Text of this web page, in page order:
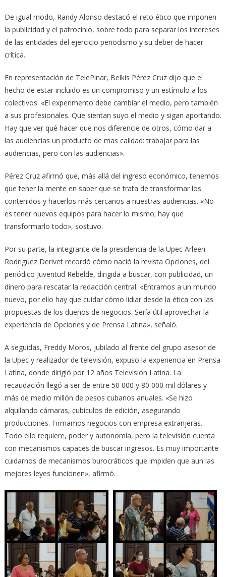
De igual modo, Randy Alonso destacó el reto ético que imponen
la publicidad y el patrocinio, sobre todo para separar los intereses
de las entidades del ejercicio periodismo y su deber de hacer
crítica.
En representación de TelePinar, Belkis Pérez Cruz dijo que el
hecho de estar incluido es un compromiso y un estímulo a los
colectivos. «El experimento debe cambiar el medio, pero también
a sus profesionales. Que sientan suyo el medio y sigan aportando.
Hay que ver qué hacer que nos diferencie de otros, cómo dar a
las audiencias un producto de mas calidad: trabajar para las
audiencias, pero con las audiencias».
Pérez Cruz afirmó que, más allá del ingreso económico, tenemos
que tener la mente en saber que se trata de transformar los
contenidos y hacerlos más cercanos a nuestras audiencias. «No
es tener nuevos equipos para hacer lo mismo; hay que
transformarlo todo», sostuvo.
Por su parte, la integrante de la presidencia de la Upec Arleen
Rodríguez Derivet recordó cómo nació la revista Opciones, del
periódico Juventud Rebelde, dirigida a buscar, con publicidad, un
dinero para rescatar la redacción central. «Entramos a un mundo
nuevo, por ello hay que cuidar cómo lidiar desde la ética con las
propuestas de los dueños de negocios. Sería útil aprovechar la
experiencia de Opciones y de Prensa Latina», señaló.
A seguidas, Freddy Moros, jubilado al frente del grupo asesor de
la Upec y realizador de televisión, expuso la experiencia en Prensa
Latina, donde dirigió por 12 años Televisión Latina. La
recaudación llegó a ser de entre 50 000 y 80 000 mil dólares y
más de medio millón de pesos cubanos anuales. «Se hizo
alquilando cámaras, cubículos de edición, asegurando
producciones. Firmamos negocios con empresa extranjeras.
Todo ello requiere, poder y autonomía, pero la televisión cuenta
con mecanismos capaces de buscar ingresos. Es muy importante
cuidarnos de mecanismos burocráticos que impiden que aun las
mejores leyes funcionen», afirmó.